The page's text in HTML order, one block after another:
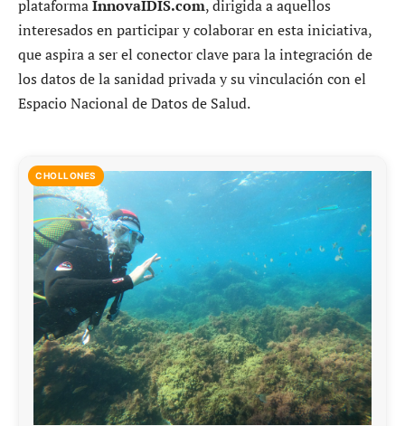
plataformaInnovaIDIS.com, dirigida a aquellos
interesados en participar y colaborar en esta iniciativa,
que aspira a ser el conector clave para la integración de
los datos de la sanidad privada y su vinculación con el
Espacio Nacional de Datos de Salud.
CHOLLONES